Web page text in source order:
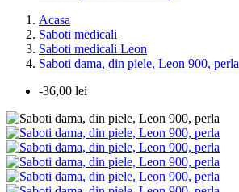
Acasa
Saboti medicali
Saboti medicali Leon
Saboti dama, din piele, Leon 900, perla
-36,00 lei